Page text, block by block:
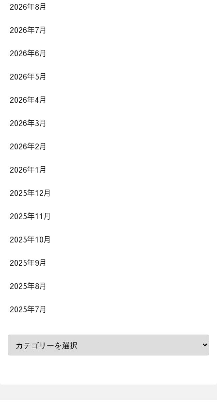
2026年8月
2026年7月
2026年6月
2026年5月
2026年4月
2026年3月
2026年2月
2026年1月
2025年12月
2025年11月
2025年10月
2025年9月
2025年8月
2025年7月